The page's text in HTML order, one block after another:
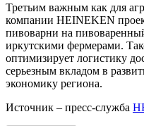
Третьим важным как для
компании HEINEKEN
пивоварни на
иркутскими фермерами.
оптимизирует логистику
серьезным вкладом в
экономику региона.
Источник – пресс-служба